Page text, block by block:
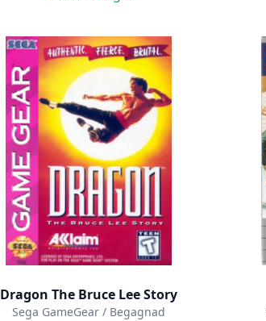
Dragon The Bruce Lee Story
Sega GameGear / Begagnad